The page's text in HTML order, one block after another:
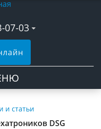
07-03
и статьи
DSG